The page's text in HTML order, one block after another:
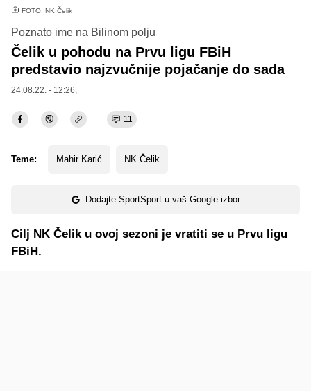
FOTO: NK Čelik
Poznato ime na Bilinom polju
Čelik u pohodu na Prvu ligu FBiH
predstavio najzvučnije pojačanje do sada
24.08.22. - 12:26,
11
Teme: Mahir Karić NK Čelik
Dodajte SportSport u vaš Google izbor
Cilj NK Čelik u ovoj sezoni je vratiti se u Prvu ligu
FBiH.